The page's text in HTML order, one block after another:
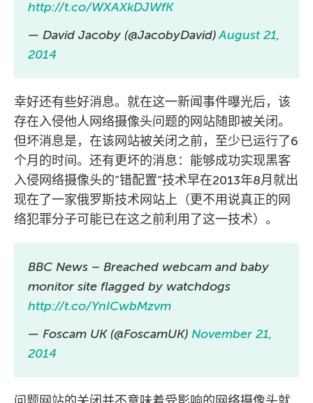
http://t.co/WXAXkDJWfK
— David Jacoby (@JacobyDavid)August 21,
2014
幸好还有些好消息。就在这一新闻事件曝光后，该
存在入侵他人网络摄像头问题的网站随即被关闭。
但坏消息是，在该网站被关闭之前，至少已运行了6
个月的时间。还有更坏的消息：能够成功实现黑客
入侵网络摄像头的”错配置”技术早在2013年8月就出
现在了一家俄罗斯技术网站上（更不用说真正的网
络犯罪分子可能已在这之前利用了这一技术）。
BBC News – Breached webcam and baby
monitor site flagged by watchdogs
http://t.co/YnICwbMzvm
— Foscam UK (@FoscamUK) November 21,
2014